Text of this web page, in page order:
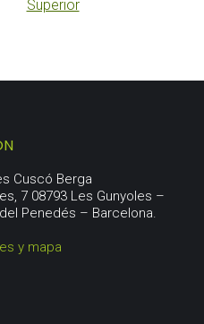
Cuscó Berga
7 08793 Les Gunyoles –
Penedés – Barcelona.
y mapa